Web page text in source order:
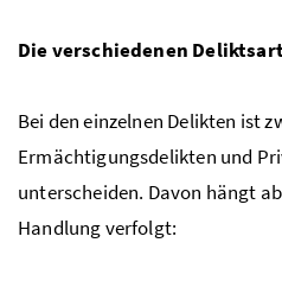
Die verschiedenen
Bei den einzelnen Delikten ist
Ermächtigungsdelikten und
unterscheiden. Davon hängt
Handlung verfolgt: